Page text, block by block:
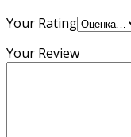
Your Rating
Your Review